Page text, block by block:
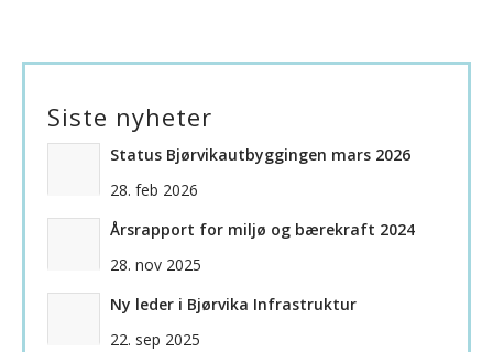
Siste nyheter
Status Bjørvikautbyggingen mars 2026
28. feb 2026
Årsrapport for miljø og bærekraft 2024
28. nov 2025
Ny leder i Bjørvika Infrastruktur
22. sep 2025